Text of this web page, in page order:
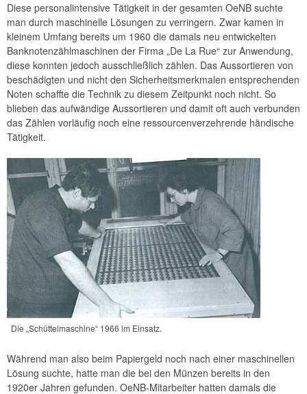
Diese personalintensive Tätigkeit in der gesamten OeNB suchte
man durch maschinelle Lösungen zu verringern. Zwar kamen in
kleinem Umfang bereits um 1960 die damals neu entwickelten
Banknotenzählmaschinen der Firma „De La Rue“ zur Anwendung,
diese konnten jedoch ausschließlich zählen. Das Aussortieren von
beschädigten und nicht den Sicherheitsmerkmalen entsprechenden
Noten schaffte die Technik zu diesem Zeitpunkt noch nicht. So
blieben das aufwändige Aussortieren und damit oft auch verbunden
das Zählen vorläufig noch eine ressourcenverzehrende händische
Tätigkeit.
Die „Schüttelmaschine“ 1966 im Einsatz.
Während man also beim Papiergeld noch nach einer maschinellen
Lösung suchte, hatte man die bei den Münzen bereits in den
1920er Jahren gefunden. OeNB-Mitarbeiter hatten damals die